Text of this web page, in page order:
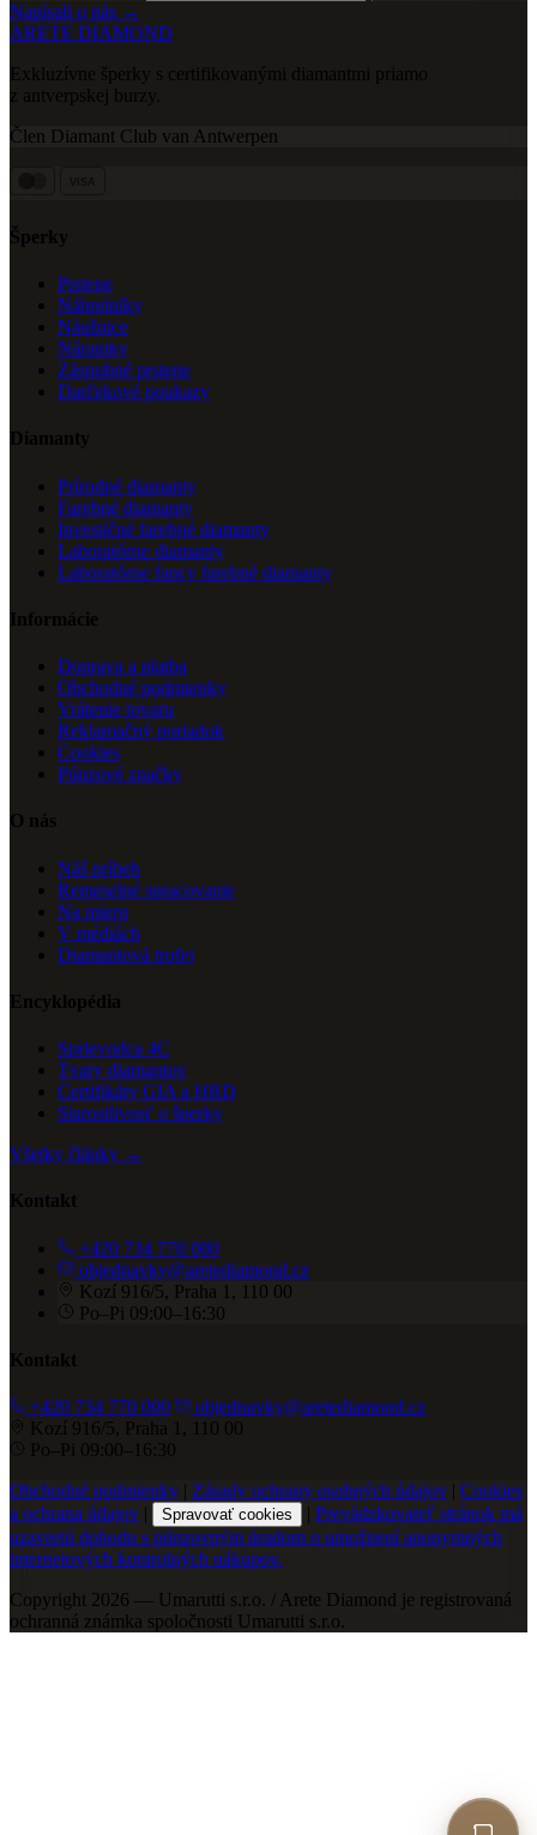
Napísali o nás →
ARETE DIAMOND
Exkluzívne šperky s certifikovanými diamantmi priamo
z antverpskej burzy.
Člen Diamant Club van Antwerpen
Šperky
Prstene
Náhrelníky
Náušnice
Náramky
Zásnubné prstene
Darčekové poukazy
Diamanty
Prírodné diamanty
Farebné diamanty
Investičné farebné diamanty
Laboratórne diamanty
Laboratórne fancy farebné diamanty
Informácie
Doprava a platba
Obchodné podmienky
Vrátenie tovaru
Reklamačný poriadok
Cookies
Púnzové značky
O nás
Náš príbeh
Remeselné spracovanie
Na mieru
V médiách
Diamantová trofej
Encyklopédia
Sprievodca 4C
Tvary diamantov
Certifikáty GIA a HRD
Starostlivosť o šperky
Všetky články →
Kontakt
+420 734 770 000
objednavky@aretediamond.cz
Kozí 916/5, Praha 1, 110 00
Po–Pi 09:00–16:30
Kontakt
+420 734 770 000
objednavky@aretediamond.cz
Kozí 916/5, Praha 1, 110 00
Po–Pi 09:00–16:30
Obchodné podmienky | Zásady ochrany osobných údajov | Cookies
a ochrana údajov | Spravovať cookies | Prevádzkovateľ stránok má
uzavretú dohodu s púnzovným úradom o umožnení anonymných
internetových kontrolných nákupov.
Copyright 2026 — Umarutti s.r.o. / Arete Diamond je registrovaná
ochranná známka spoločnosti Umarutti s.r.o.